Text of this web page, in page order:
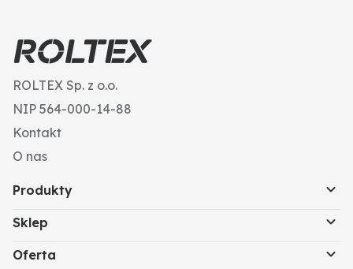
ROLTEX Sp. z o.o.
NIP 564-000-14-88
Kontakt
O nas
Produkty
Sklep
Oferta